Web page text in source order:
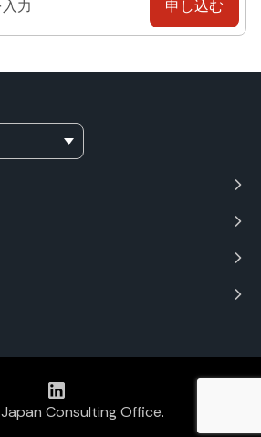
Japan Consulting Office.